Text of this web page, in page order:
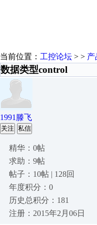
当前位置： 工控论坛 > > 产
数据类型control
1991滕飞
关注 私信
精华：0帖
求助：9帖
帖子：10帖 | 128回
年度积分：0
历史总积分：181
注册：2015年2月06日